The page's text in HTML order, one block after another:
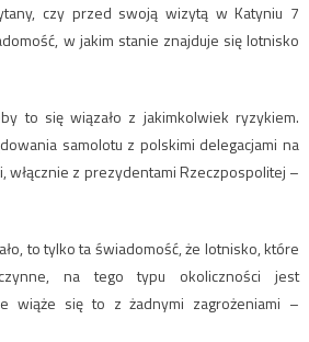
czy przed swoją wizytą w Katyniu 7
w jakim stanie znajduje się lotnisko
to się wiązało z jakimkolwiek ryzykiem.
samolotu z polskimi delegacjami na
włącznie z prezydentami Rzeczpospolitej –
to tylko ta świadomość, że lotnisko, które
na tego typu okoliczności jest
wiąże się to z żadnymi zagrożeniami –